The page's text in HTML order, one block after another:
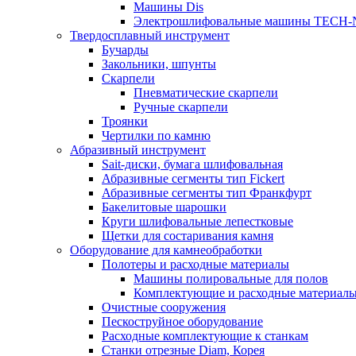
Машины Dis
Электрошлифовальные машины TECH-
Твердосплавный инструмент
Бучарды
Закольники, шпунты
Скарпели
Пневматические скарпели
Ручные скарпели
Троянки
Чертилки по камню
Абразивный инструмент
Sait-диски, бумага шлифовальная
Абразивные сегменты тип Fickert
Абразивные сегменты тип Франкфурт
Бакелитовые шарошки
Круги шлифовальные лепестковые
Щетки для состаривания камня
Оборудование для камнеобработки
Полотеры и расходные материалы
Машины полировальные для полов
Комплектующие и расходные
Очистные сооружения
Пескоструйное оборудование
Расходные комплектующие к станкам
Станки отрезные Diam, Корея